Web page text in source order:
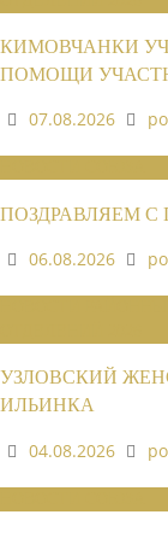
КИМОВЧАНКИ
ПОМОЩИ
07.08.2026
ПОЗДРАВЛЯЕМ С
06.08.2026
УЗЛОВСКИЙ
ИЛЬИНКА
04.08.2026